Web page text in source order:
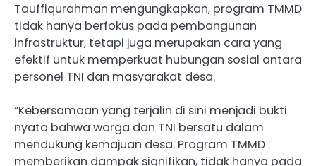
Tauffiqurahman mengungkapkan, program TMMD
tidak hanya berfokus pada pembangunan
infrastruktur, tetapi juga merupakan cara yang
efektif untuk memperkuat hubungan sosial antara
personel TNI dan masyarakat desa.
“Kebersamaan yang terjalin di sini menjadi bukti
nyata bahwa warga dan TNI bersatu dalam
mendukung kemajuan desa. Program TMMD
memberikan dampak signifikan, tidak hanya pada